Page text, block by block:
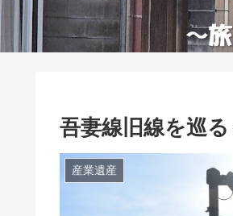
吾妻線旧線を巡
産業遺産